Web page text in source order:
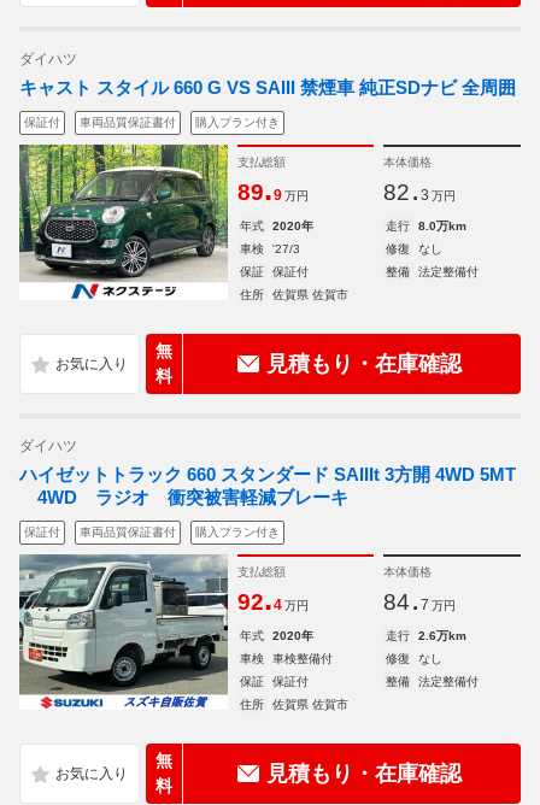
ダイハツ
キャスト スタイル 660 G VS SAIII 禁煙車 純正SDナビ 全周囲
保証付 車両品質保証書付 購入プラン付き
支払総額
89.9 万円
本体価格
82. 3 万円
年式 2020年 走行
8.0万km
車検
'27/3 修復
なし
保証
保証付 整備
法定整備付
住所
佐賀県 佐賀市
無
料
見積もり・在庫確認
ダイハツ
ハイゼットトラック 660 スタンダード SAIIIt 3方開 4WD 5MT
4WD ラジオ 衝突被害軽減ブレーキ
保証付 車両品質保証書付 購入プラン付き
支払総額
92.4 万円
本体価格
84. 7 万円
年式 2020年 走行
2.6万km
車検
車検整備付 修復
なし
保証
保証付 整備
法定整備付
住所
佐賀県 佐賀市
無
料
見積もり・在庫確認